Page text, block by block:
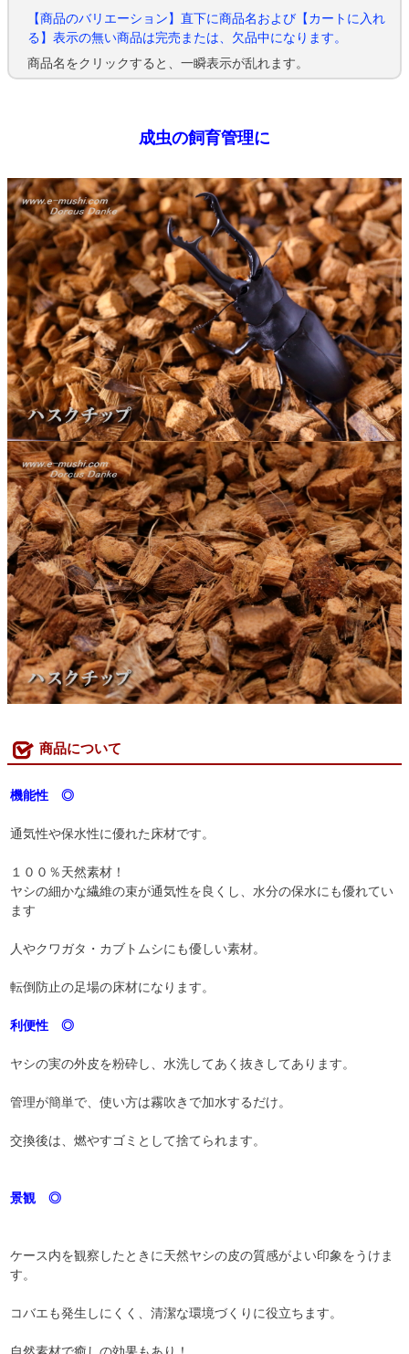
【商品のバリエーション】直下に商品名および【カートに入れ
る】表示の無い商品は完売または、欠品中になります。
商品名をクリックすると、一瞬表示が乱れます。
成虫の飼育管理に
商品について
機能性 ◎
通気性や保水性に優れた床材です。
１００％天然素材！
ヤシの細かな繊維の束が通気性を良くし、水分の保水にも優れてい
ます
人やクワガタ・カブトムシにも優しい素材。
転倒防止の足場の床材になります。
利便性 ◎
ヤシの実の外皮を粉砕し、水洗してあく抜きしてあります。
管理が簡単で、使い方は霧吹きで加水するだけ。
交換後は、燃やすゴミとして捨てられます。
景観 ◎
ケース内を観察したときに天然ヤシの皮の質感がよい印象をうけま
す。
コバエも発生しにくく、清潔な環境づくりに役立ちます。